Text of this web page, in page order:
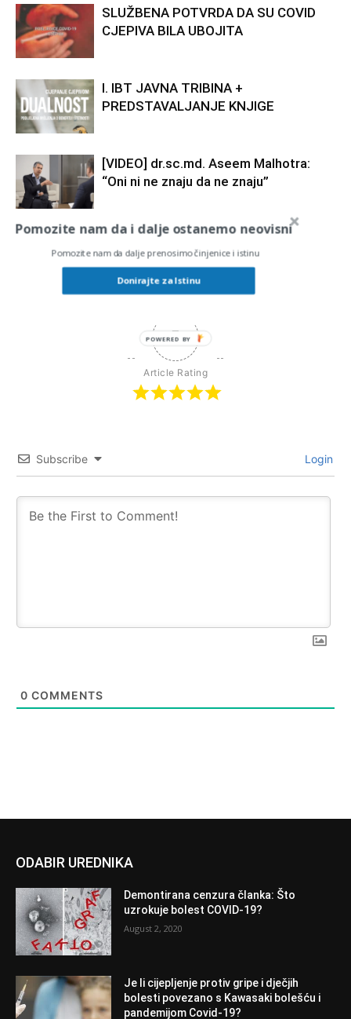
SLUŽBENA POTVRDA DA SU COVID
CJEPIVA BILA UBOJITA
I. IBT JAVNA TRIBINA +
PREDSTAVALJANJE KNJIGE
[VIDEO] dr.sc.md. Aseem Malhotra:
“Oni ni ne znaju da ne znaju”
5
Article Rating
Subscribe Login
0 COMMENTS
ODABIR UREDNIKA
Demontirana cenzura članka: Što
uzrokuje bolest COVID-19?
August 2, 2020
Je li cijepljenje protiv gripe i dječjih
bolesti povezano s Kawasaki bolešću i
pandemijom Covid-19?
Pomozite nam da i dalje ostanemo neovisni
Pomozite nam da dalje prenosimo činjenice i istinu
Donirajte za Istinu
POWERED